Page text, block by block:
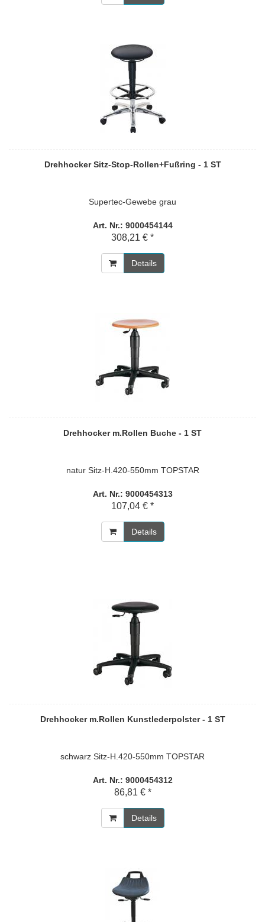
Drehhocker Sitz-Stop-Rollen+Fußring - 1 ST
Supertec-Gewebe grau
Art. Nr.: 9000454144
308,21 € *
Details
Drehhocker m.Rollen Buche - 1 ST
natur Sitz-H.420-550mm TOPSTAR
Art. Nr.: 9000454313
107,04 € *
Details
Drehhocker m.Rollen Kunstlederpolster - 1 ST
schwarz Sitz-H.420-550mm TOPSTAR
Art. Nr.: 9000454312
86,81 € *
Details